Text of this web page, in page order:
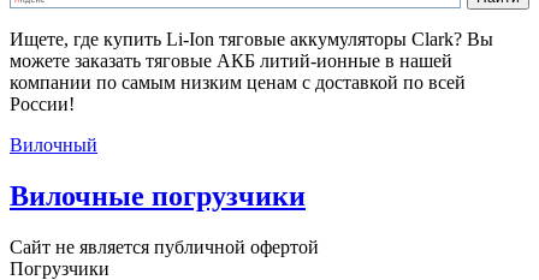
Ищете, где купить Li-Ion тяговые аккумуляторы Clark? Вы
можете заказать тяговые АКБ литий-ионные в нашей
компании по самым низким ценам с доставкой по всей
России!
Вилочный
Вилочные погрузчики
Сайт не является публичной офертой
Погрузчики